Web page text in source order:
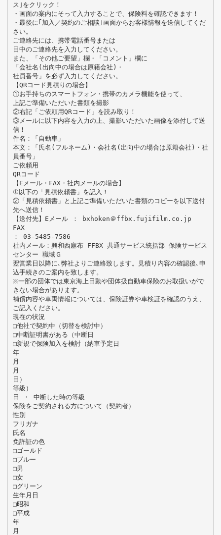
ス｣をクリック！
・画面の案内にそって入力することで、保険料を確認できます！
・最後に｢加入／契約のご相談｣画面からお客様情報を送信してくだ
さい。
ご連絡先には、携帯電話番号または
日中のご連絡先を入力してください。
また、「その他ご要望」欄・「コメント」欄に
「会社名(出向中の場合は原籍会社)・
社員番号」を必ず入力してください。
【QRコード見積りの場合】
①お手持ちのスマートフォン・携帯のカメラ機能を使って、
上記ご準備いただいた書類を撮影
②右記「ご依頼用QRコード」を読み取り！
③メールに以下内容を入力の上、撮影いただいた画像を添付して送
信！
件名：「自動車」
本文：「氏名(フルネーム)・会社名(出向中の場合は原籍会社)・社
員番号」
ご依頼用
QRコード
【Eメール・FAX・社内メールの場合】
①以下の「見積依頼書」を記入！
②「見積依頼書」と上記ご準備いただいた書類のコピーを以下送付
先へ送信！
【送付先】Eメール ： bxhoken＠ffbx.fujifilm.co.jp
FAX
： 03-5485-7586
社内メール：興和西麻布 FFBX 共通サービス統括部 保険サービス
センター 職域Ｇ
翌営業日以降に､弊社よりご連絡致します。見積り内容の確認後､申
込手続きのご案内を致します。
※一部の団体では東京海上日動や団体扱自動車保険のお取扱いがで
きない場合があります。
補償内容や車両情報については、保険証券や車検証を確認のうえ、
ご記入ください。
現在の状況
□他社で契約中（切替を検討中）
□中断証明書がある（中断日
□新規で保険加入を検討（納車予定日
年
月
月
日）
等級）
日 ・ 中断した時の等級
保険をご契約される方について（契約者）
性別
フリガナ
氏名
免許証の色
□ゴールド
□ブルー
□男
□女
□グリーン
生年月日
□昭和
□平成
年
月